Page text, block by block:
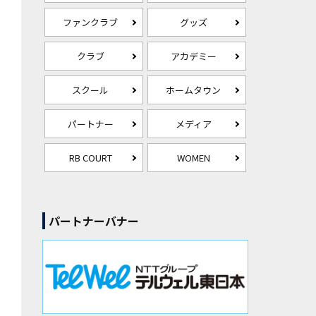
ファンクラブ グッズ
クラブ アカデミー
スクール ホームタウン
パートナー メディア
RB COURT WOMEN
パートナーバナー